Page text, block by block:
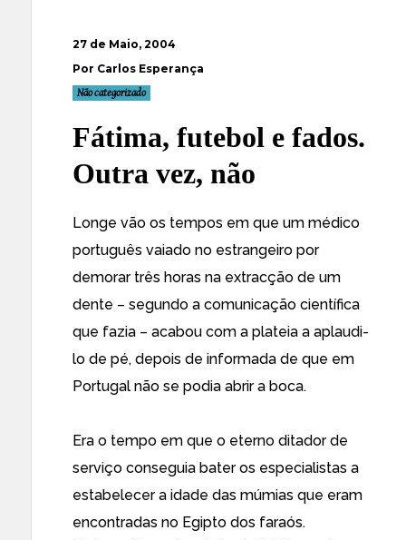
27 de Maio, 2004
Por Carlos Esperança
Não categorizado
Fátima, futebol e fados.
Outra vez, não
Longe vão os tempos em que um médico
português vaiado no estrangeiro por
demorar três horas na extracção de um
dente – segundo a comunicação científica
que fazia – acabou com a plateia a aplaudi-
lo de pé, depois de informada de que em
Portugal não se podia abrir a boca.
Era o tempo em que o eterno ditador de
serviço conseguia bater os especialistas a
estabelecer a idade das múmias que eram
encontradas no Egipto dos faraós.